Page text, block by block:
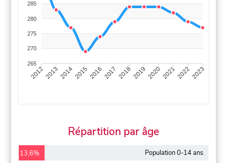
285
280
275
270
265
201220132014201520162017 20182019 2020202120222023
Répartition par âge
13,6% Population 0-14 ans